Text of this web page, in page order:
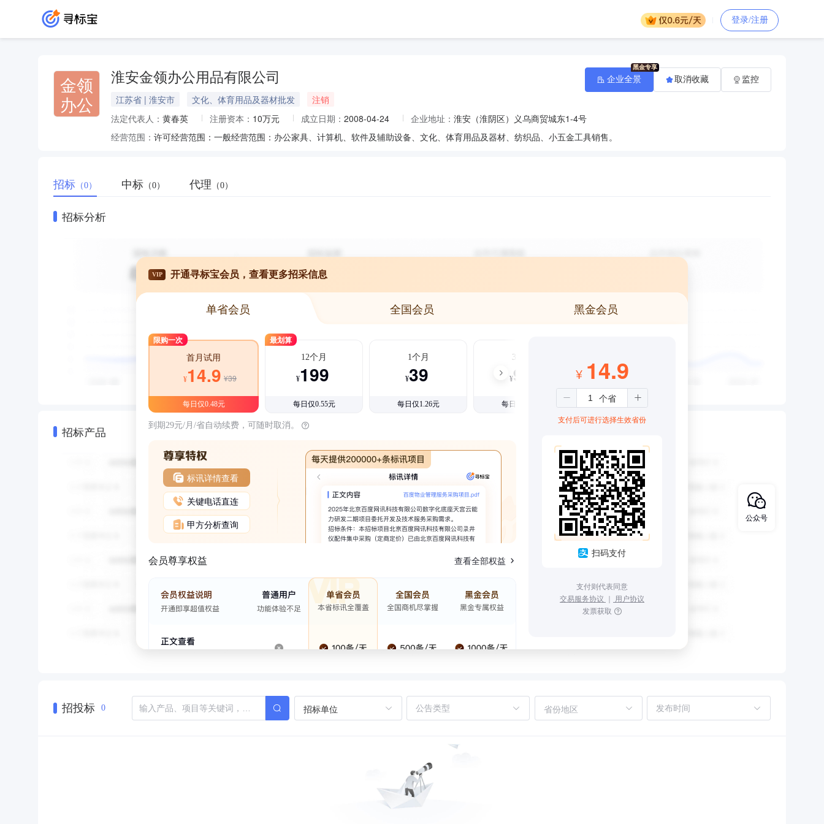
登录/注册
金领
办公
淮安金领办公用品有限公司
江苏省 | 淮安市 文化、体育用品及器材批发
注销
法定代表人： 黄春英 注册资本： 10万元 成立日期： 2008-04-24 企业地址： 淮安（淮阴区）义乌商贸城东1-4号
经营范围： 许可经营范围：一般经营范围：办公家具、计算机、软件及辅助设备、文化、体育用品及器材、纺织品、小五金工具销售。
企业全景 取消收藏 监控
招标 （0） 中标 （0） 代理 （0）
招标分析
招标产品
VIP 开通寻标宝会员，查看更多招采信息
单省会员 全国会员 黑金会员
限购一次
首月试用
¥14.9 ¥39
每日仅0.48元
最划算
12个月
¥199
每日仅0.55元
1个月
¥39
每日仅1.26元
3个月
¥99
每日仅1.08元
到期29元/月/省自动续费，可随时取消。
标讯详情查看
关键电话直连
甲方分析查询
会员尊享权益 查看全部权益
¥ 14.9
支付后可进行选择生效省份
扫码支付
支付则代表同意
交易服务协议 ｜ 用户协议
发票获取
招投标 0 招标单位 省份地区
公众号